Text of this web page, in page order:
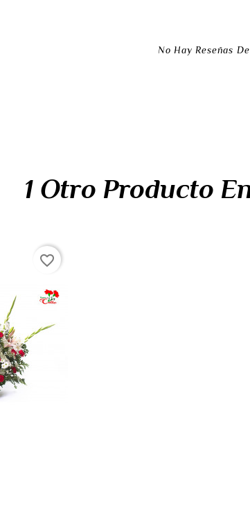
No Hay Reseñas
1 Otro Producto
favorite_border